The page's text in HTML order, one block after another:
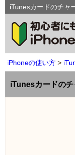
iTunesカードのチャ
iPhoneの使い方
iTunesカードの